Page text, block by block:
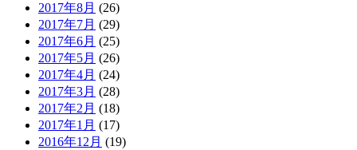
2017年8月 (26)
2017年7月 (29)
2017年6月 (25)
2017年5月 (26)
2017年4月 (24)
2017年3月 (28)
2017年2月 (18)
2017年1月 (17)
2016年12月 (19)